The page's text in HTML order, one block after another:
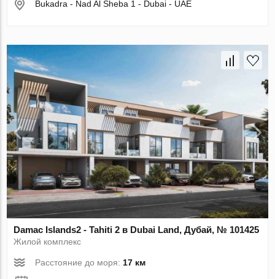
Bukadra - Nad Al Sheba 1 - Dubai - UAE
Damac Islands2 - Tahiti 2 в Dubai Land, Дубай, № 101425
Жилой комплекс
Расстояние до моря:17 км